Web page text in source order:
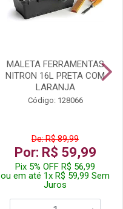
MALETA FERRAMENTAS
NITRON 16L PRETA COM
LARANJA
Código: 128066
De: R$ 89,99
Por: R$ 59,99
Pix 5% OFF R$ 56,99
ou em até 1x R$ 59,99 Sem
Juros